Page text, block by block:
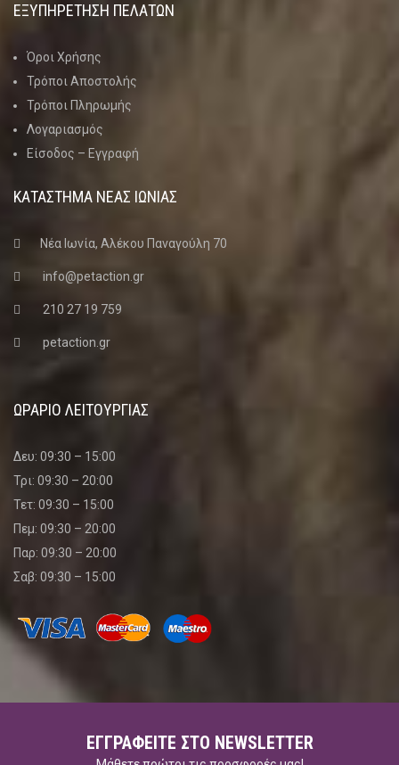
ΕΞΥΠΗΡΕΤΗΣΗ ΠΕΛΑΤΩΝ
Όροι Χρήσης
Τρόποι Αποστολής
Τρόποι Πληρωμής
Λογαριασμός
Είσοδος – Εγγραφή
ΚΑΤΑΣΤΗΜΑ ΝΈΑΣ ΙΩΝΊΑΣ
Νέα Ιωνία, Αλέκου Παναγούλη 70
info@petaction.gr
210 27 19 759
petaction.gr
ΩΡΑΡΙΟ ΛΕΙΤΟΥΡΓΙΑΣ
Δευ: 09:30 – 15:00
Τρι: 09:30 – 20:00
Τετ: 09:30 – 15:00
Πεμ: 09:30 – 20:00
Παρ: 09:30 – 20:00
Σαβ: 09:30 – 15:00
ΕΓΓΡΑΦΕΊΤΕ ΣΤΟ NEWSLETTER